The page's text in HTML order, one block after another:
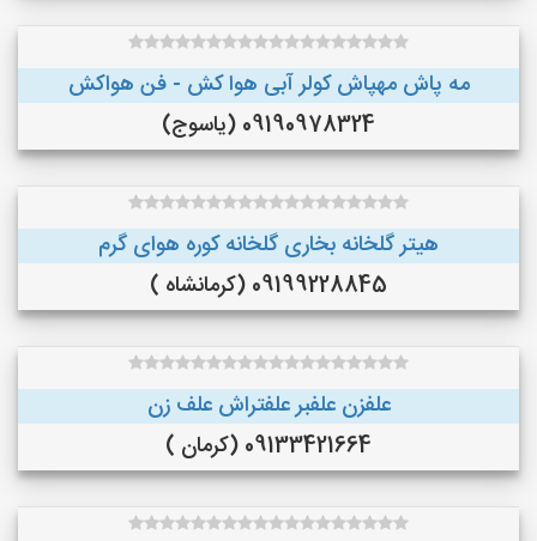
مه پاش مهپاش کولر آبی هوا کش - فن هواکش
09190978324 (یاسوج)
هیتر گلخانه بخاری گلخانه کوره هوای گرم
09199228845 (کرمانشاه )
علفزن علفبر علفتراش علف زن
09133421664 (کرمان )